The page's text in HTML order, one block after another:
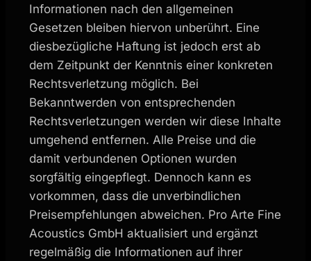
Informationen nach den allgemeinen
Gesetzen bleiben hiervon unberührt. Eine
diesbezügliche Haftung ist jedoch erst ab
dem Zeitpunkt der Kenntnis einer konkreten
Rechtsverletzung möglich. Bei
Bekanntwerden von entsprechenden
Rechtsverletzungen werden wir diese Inhalte
umgehend entfernen. Alle Preise und die
damit verbundenen Optionen wurden
sorgfältig eingepflegt. Dennoch kann es
vorkommen, dass die unverbindlichen
Preisempfehlungen abweichen. Pro Arte Fine
Acoustics GmbH aktualisiert und ergänzt
regelmäßig die Informationen auf ihrer